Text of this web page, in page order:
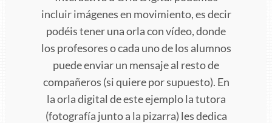
incluir imágenes en movimiento, es decir
podéis tener una orla con vídeo, donde
los profesores o cada uno de los alumnos
puede enviar un mensaje al resto de
compañeros (si quiere por supuesto). En
la orla digital de este ejemplo la tutora
(fotografía junto a la pizarra) les dedica